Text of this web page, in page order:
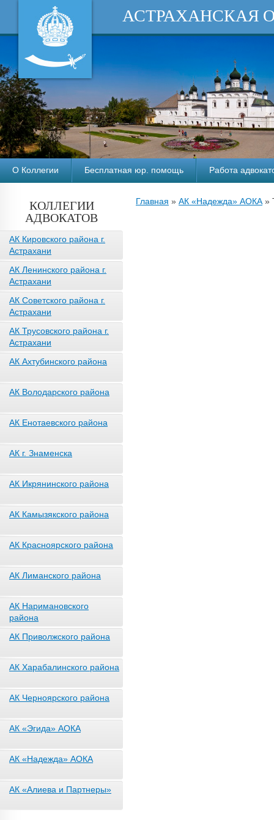
АСТРАХАНСКАЯ
О Коллегии Бесплатная юр. помощь Работа
КОЛЛЕГИИ
АДВОКАТОВ
АК Кировского района г.
Астрахани
АК Ленинского района г.
Астрахани
АК Советского района г.
Астрахани
АК Трусовского района г.
Астрахани
АК Ахтубинского района
АК Володарского района
АК Енотаевского района
АК г. Знаменска
АК Икрянинского района
АК Камызякского района
АК Красноярского района
АК Лиманского района
АК Наримановского
района
АК Приволжского района
АК Харабалинского района
АК Черноярского района
АК «Эгида» АОКА
АК «Надежда» АОКА
АК «Алиева и Партнеры»
Главная » АК «Надежда» АОКА »